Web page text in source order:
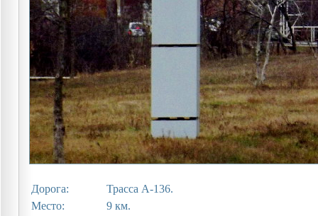
Дорога:
Трасса А-136.
Место:
9 км.